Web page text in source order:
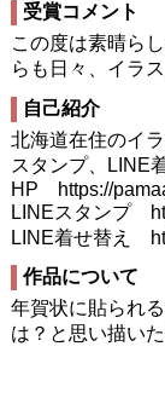
受賞コメント
この度は素晴ら
らも日々、イラ
自己紹介
北海道在住のイ
スタンプ、LINE
HP https://
LINEスタンプ
LINE着せ替え
作品について
年賀状に貼られ
は？と思い描いた